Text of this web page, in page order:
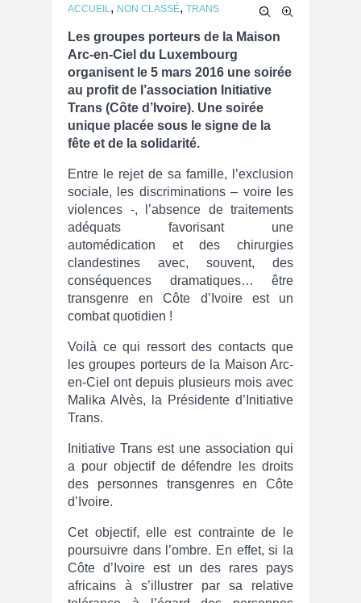
ACCUEIL, NON CLASSÉ, TRANS
Les groupes porteurs de la Maison
Arc-en-Ciel du Luxembourg
organisent le 5 mars 2016 une soirée
au profit de l’association Initiative
Trans (Côte d’Ivoire). Une soirée
unique placée sous le signe de la
fête et de la solidarité.
Entre le rejet de sa famille, l’exclusion
sociale, les discriminations – voire les
violences -, l’absence de traitements
adéquats favorisant une
automédication et des chirurgies
clandestines avec, souvent, des
conséquences dramatiques… être
transgenre en Côte d’Ivoire est un
combat quotidien !
Voilà ce qui ressort des contacts que
les groupes porteurs de la Maison Arc-
en-Ciel ont depuis plusieurs mois avec
Malika Alvès, la Présidente d’Initiative
Trans.
Initiative Trans est une association qui
a pour objectif de défendre les droits
des personnes transgenres en Côte
d’Ivoire.
Cet objectif, elle est contrainte de le
poursuivre dans l’ombre. En effet, si la
Côte d’Ivoire est un des rares pays
africains à s’illustrer par sa relative